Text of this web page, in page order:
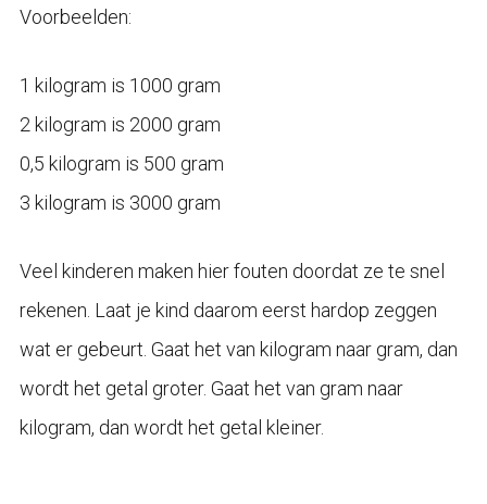
Voorbeelden:
1 kilogram is 1000 gram
2 kilogram is 2000 gram
0,5 kilogram is 500 gram
3 kilogram is 3000 gram
Veel kinderen maken hier fouten doordat ze te snel
rekenen. Laat je kind daarom eerst hardop zeggen
wat er gebeurt. Gaat het van kilogram naar gram, dan
wordt het getal groter. Gaat het van gram naar
kilogram, dan wordt het getal kleiner.